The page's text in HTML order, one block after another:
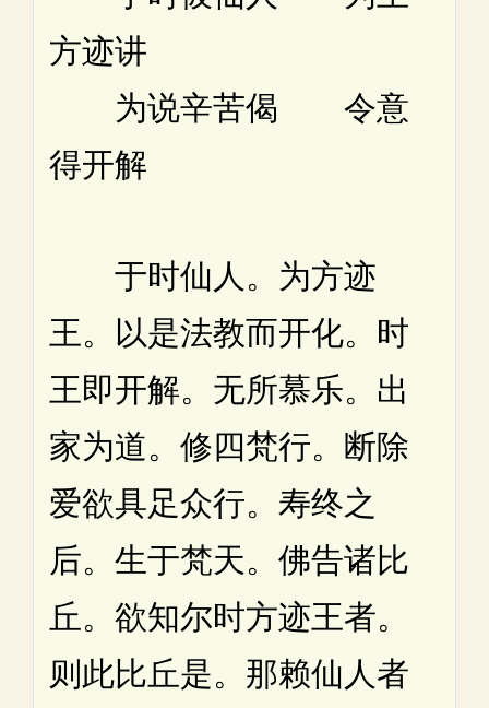
方迹讲
为说辛苦偈 令意
得开解
于时仙人。为方迹
王。以是法教而开化。时
王即开解。无所慕乐。出
家为道。修四梵行。断除
爱欲具足众行。寿终之
后。生于梵天。佛告诸比
丘。欲知尔时方迹王者。
则此比丘是。那赖仙人者